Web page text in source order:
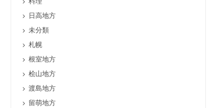
日高地方
未分類
札幌
根室地方
桧山地方
渡島地方
留萌地方